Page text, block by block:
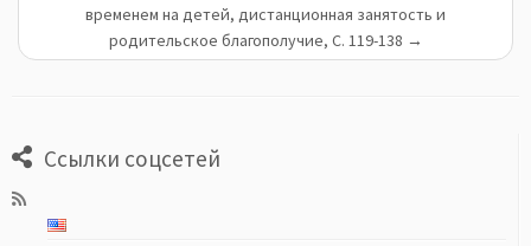
временем на детей, дистанционная занятость и
родительское благополучие, С. 119-138 →
Ссылки соцсетей